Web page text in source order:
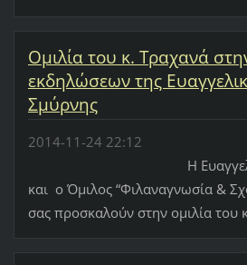
Ομιλία του κ. Τραχανά
εκδηλώσεων της
Σμύρνης
2014-11-24 22:12
Η Ευαγγελική
και ο Όμιλος “Φιλαναγνωσία &
σας προσκαλούν στην ομιλία του